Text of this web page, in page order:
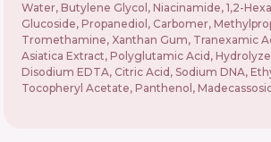
Water, Butylene Glycol, Niacinamide, 1,2-
Glucoside, Propanediol, Carbomer,
Tromethamine, Xanthan Gum, Tranexamic
Asiatica Extract, Polyglutamic Acid,
Disodium EDTA, Citric Acid, Sodium DNA,
Tocopheryl Acetate, Panthenol,